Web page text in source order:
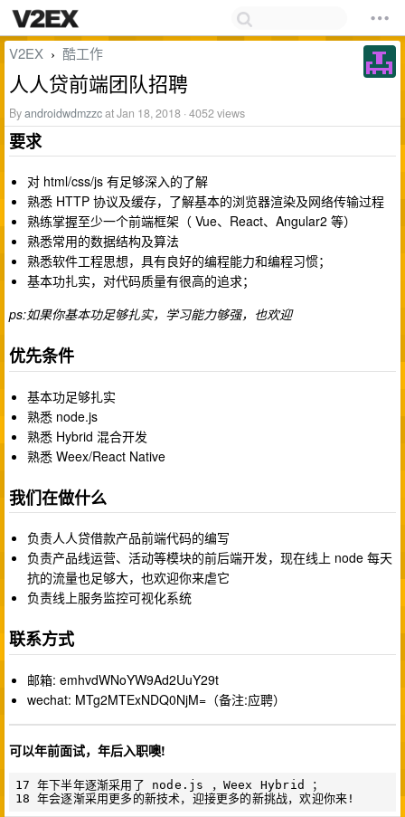
V2EX › 酷工作
人人贷前端团队招聘
Byandroidwdmzzcat Jan 18, 2018 · 4052 views
要求
对 html/css/js 有足够深入的了解
熟悉 HTTP 协议及缓存，了解基本的浏览器渲染及网络传输过程
熟练掌握至少一个前端框架（ Vue、React、Angular2 等）
熟悉常用的数据结构及算法
熟悉软件工程思想，具有良好的编程能力和编程习惯；
基本功扎实，对代码质量有很高的追求；
ps:如果你基本功足够扎实，学习能力够强，也欢迎
优先条件
基本功足够扎实
熟悉 node.js
熟悉 Hybrid 混合开发
熟悉 Weex/React Native
我们在做什么
负责人人贷借款产品前端代码的编写
负责产品线运营、活动等模块的前后端开发，现在线上 node 每天
抗的流量也足够大，也欢迎你来虐它
负责线上服务监控可视化系统
联系方式
邮箱: emhvdWNoYW9Ad2UuY29t
wechat: MTg2MTExNDQ0NjM=（备注:应聘）
可以年前面试，年后入职噢!
17 年下半年逐渐采用了 node.js ，Weex Hybrid ；